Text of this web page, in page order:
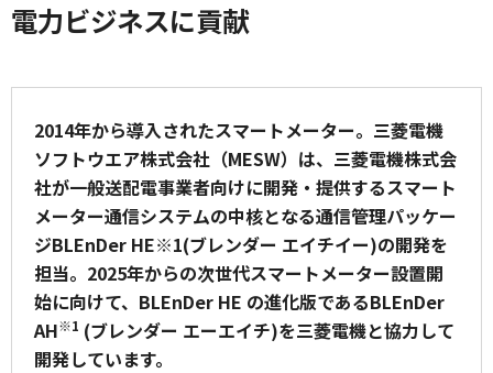
電力ビジネスに貢献
2014年から導入されたスマートメーター。三菱電機
ソフトウエア株式会社（MESW）は、三菱電機株式会
社が一般送配電事業者向けに開発・提供するスマート
メーター通信システムの中核となる通信管理パッケー
ジBLEnDer HE※1(ブレンダー エイチイー)の開発を
担当。2025年からの次世代スマートメーター設置開
始に向けて、BLEnDer HE の進化版であるBLEnDer
AH※1 (ブレンダー エーエイチ)を三菱電機と協力して
開発しています。